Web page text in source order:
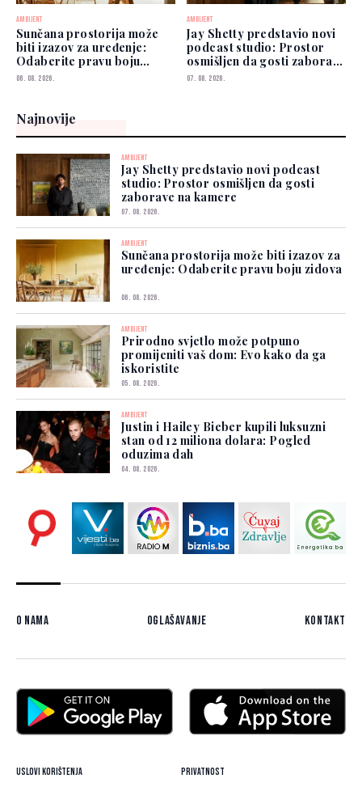
AMBIJENT
Sunčana prostorija može
biti izazov za uređenje:
Odaberite pravu boju
zidova
06. 08. 2026.
AMBIJENT
Jay Shetty predstavio novi
podcast studio: Prostor
osmišljen da gosti zaborave
na kamere
07. 08. 2026.
Najnovije
AMBIJENT
Jay Shetty predstavio novi podcast
studio: Prostor osmišljen da gosti
zaborave na kamere
07. 08. 2026.
AMBIJENT
Sunčana prostorija može biti izazov za
uređenje: Odaberite pravu boju zidova
06. 08. 2026.
AMBIJENT
Prirodno svjetlo može potpuno
promijeniti vaš dom: Evo kako da ga
iskoristite
05. 08. 2026.
AMBIJENT
Justin i Hailey Bieber kupili luksuzni
stan od 12 miliona dolara: Pogled
oduzima dah
04. 08. 2026.
O nama Oglašavanje Kontakt
Uslovi korištenja Privatnost